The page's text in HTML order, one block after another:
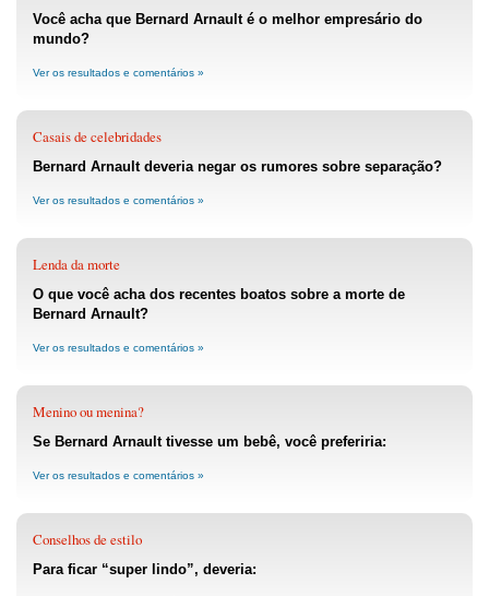
Você acha que Bernard Arnault é o melhor empresário do
mundo?
Ver os resultados e comentários »
Casais de celebridades
Bernard Arnault deveria negar os rumores sobre separação?
Ver os resultados e comentários »
Lenda da morte
O que você acha dos recentes boatos sobre a morte de
Bernard Arnault?
Ver os resultados e comentários »
Menino ou menina?
Se Bernard Arnault tivesse um bebê, você preferiria:
Ver os resultados e comentários »
Conselhos de estilo
Para ficar “super lindo”, deveria: